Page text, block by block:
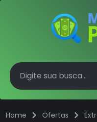
Home Ofertas